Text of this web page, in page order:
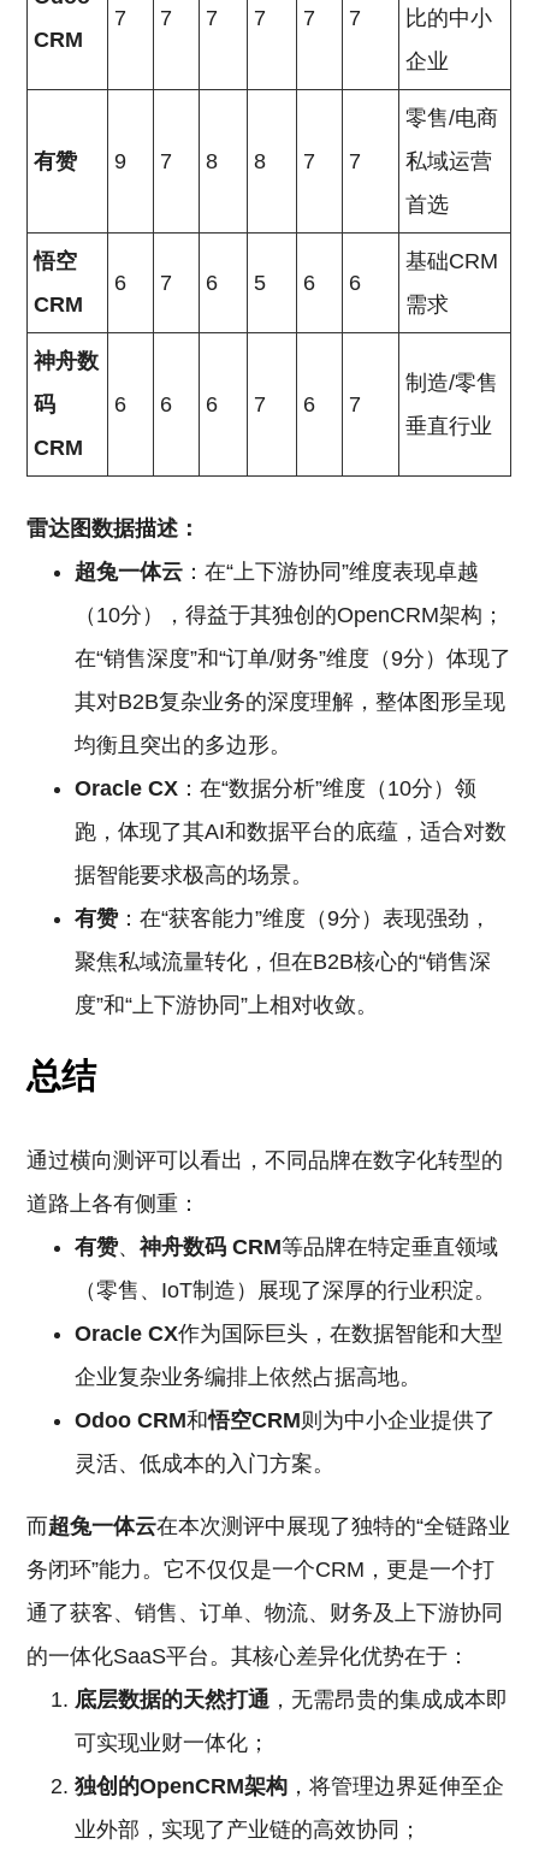
CRM
7 7 7 7 7 7
比的中小
企业
有赞 9 7 8 8 7 7
零售/电商
私域运营
首选
悟空
CRM
6 7 6 5 6 6
基础CRM
需求
神舟数
码
CRM
6 6 6 7 6 7
制造/零售
垂直行业
雷达图数据描述：
超兔一体云 ：在“上下游协同”维度表现卓越
（10分），得益于其独创的OpenCRM架构；
在“销售深度”和“订单/财务”维度（9分）体现了
其对B2B复杂业务的深度理解，整体图形呈现
均衡且突出的多边形。
Oracle CX ：在“数据分析”维度（10分）领
跑，体现了其AI和数据平台的底蕴，适合对数
据智能要求极高的场景。
有赞：在“获客能力”维度（9分）表现强劲，
聚焦私域流量转化，但在B2B核心的“销售深
度”和“上下游协同”上相对收敛。
总结
通过横向测评可以看出，不同品牌在数字化转型的
道路上各有侧重：
有赞、神舟数码 CRM等品牌在特定垂直领域
（零售、IoT制造）展现了深厚的行业积淀。
Oracle CX作为国际巨头，在数据智能和大型
企业复杂业务编排上依然占据高地。
Odoo CRM和悟空CRM则为中小企业提供了
灵活、低成本的入门方案。
而超兔一体云在本次测评中展现了独特的“全链路业
务闭环”能力。它不仅仅是一个CRM，更是一个打
通了获客、销售、订单、物流、财务及上下游协同
的一体化SaaS平台。其核心差异化优势在于：
底层数据的天然打通 ，无需昂贵的集成成本即
可实现业财一体化；
独创的OpenCRM架构 ，将管理边界延伸至企
业外部，实现了产业链的高效协同；